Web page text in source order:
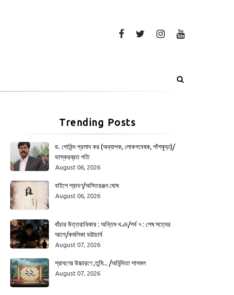
Trending Posts
ড. গোবিন্দ প্রসাদ কর (অধ্যাপক, লোকগবেষক, পাঁশকুড়া)/
ভাস্করব্রত পতি
August 06, 2026
বাইশে শ্রাবণ/অসিতরঞ্জন ঘোষ
August 06, 2026
বাঁচার উত্তরাধিকার : অন্তিম খণ্ড/পর্ব ৭ : শেষ সত্যের
আগে/কমলিকা ভট্টাচার্য
August 07, 2026
শ্রাবণের উচ্চারণে ,তুমি... /অনিন্দিতা শাসমল
August 07, 2026